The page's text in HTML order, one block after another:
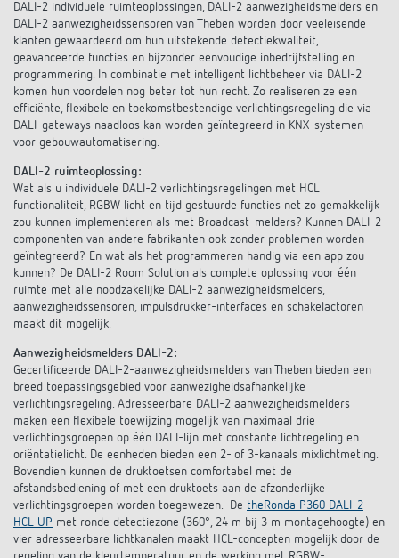
DALI-2 individuele ruimteoplossingen, DALI-2 aanwezigheidsmelders en
DALI-2 aanwezigheidssensoren van Theben worden door veeleisende
klanten gewaardeerd om hun uitstekende detectiekwaliteit,
geavanceerde functies en bijzonder eenvoudige inbedrijfstelling en
programmering. In combinatie met intelligent lichtbeheer via DALI-2
komen hun voordelen nog beter tot hun recht. Zo realiseren ze een
efficiënte, flexibele en toekomstbestendige verlichtingsregeling die via
DALI-gateways naadloos kan worden geïntegreerd in KNX-systemen
voor gebouwautomatisering.
DALI-2 ruimteoplossing:
Wat als u individuele DALI-2 verlichtingsregelingen met HCL
functionaliteit, RGBW licht en tijd gestuurde functies net zo gemakkelijk
zou kunnen implementeren als met Broadcast-melders? Kunnen DALI-2
componenten van andere fabrikanten ook zonder problemen worden
geïntegreerd? En wat als het programmeren handig via een app zou
kunnen? De DALI-2 Room Solution als complete oplossing voor één
ruimte met alle noodzakelijke DALI-2 aanwezigheidsmelders,
aanwezigheidssensoren, impulsdrukker-interfaces en schakelactoren
maakt dit mogelijk.
Aanwezigheidsmelders DALI-2:
Gecertificeerde DALI-2-aanwezigheidsmelders van Theben bieden een
breed toepassingsgebied voor aanwezigheidsafhankelijke
verlichtingsregeling. Adresseerbare DALI-2 aanwezigheidsmelders
maken een flexibele toewijzing mogelijk van maximaal drie
verlichtingsgroepen op één DALI-lijn met constante lichtregeling en
oriëntatielicht. De eenheden bieden een 2- of 3-kanaals mixlichtmeting.
Bovendien kunnen de druktoetsen comfortabel met de
afstandsbediening of met een druktoets aan de afzonderlijke
verlichtingsgroepen worden toegewezen. De theRonda P360 DALI-2
HCL UP met ronde detectiezone (360°, 24 m bij 3 m montagehoogte) en
vier adresseerbare lichtkanalen maakt HCL-concepten mogelijk door de